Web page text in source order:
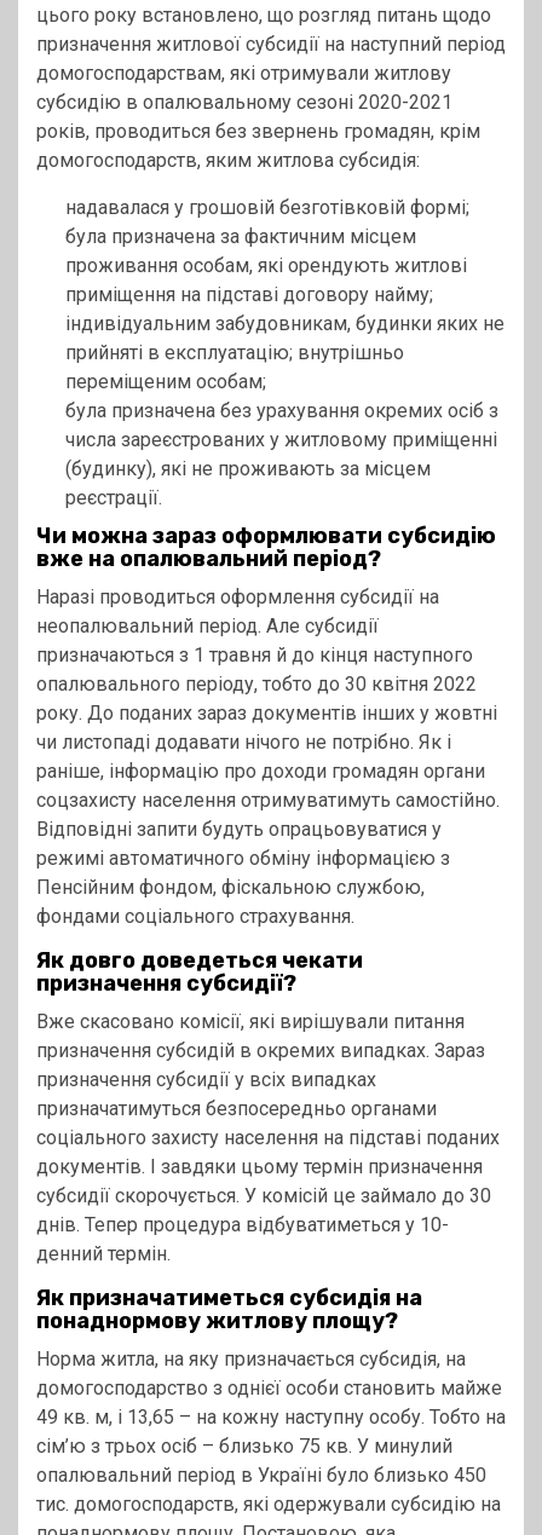
цього року встановлено, що розгляд питань щодо
призначення житлової субсидії на наступний період
домогосподарствам, які отримували житлову
субсидію в опалювальному сезоні 2020-2021
років, проводиться без звернень громадян, крім
домогосподарств, яким житлова субсидія:
надавалася у грошовій безготівковій формі;
була призначена за фактичним місцем
проживання особам, які орендують житлові
приміщення на підставі договору найму;
індивідуальним забудовникам, будинки яких не
прийняті в експлуатацію; внутрішньо
переміщеним особам;
була призначена без урахування окремих осіб з
числа зареєстрованих у житловому приміщенні
(будинку), які не проживають за місцем
реєстрації.
Чи можна зараз оформлювати субсидію
вже на опалювальний період?
Наразі проводиться оформлення субсидії на
неопалювальний період. Але субсидії
призначаються з 1 травня й до кінця наступного
опалювального періоду, тобто до 30 квітня 2022
року. До поданих зараз документів інших у жовтні
чи листопаді додавати нічого не потрібно. Як і
раніше, інформацію про доходи громадян органи
соцзахисту населення отримуватимуть самостійно.
Відповідні запити будуть опрацьовуватися у
режимі автоматичного обміну інформацією з
Пенсійним фондом, фіскальною службою,
фондами соціального страхування.
Як довго доведеться чекати
призначення субсидії?
Вже скасовано комісії, які вирішували питання
призначення субсидій в окремих випадках. Зараз
призначення субсидії у всіх випадках
призначатимуться безпосередньо органами
соціального захисту населення на підставі поданих
документів. І завдяки цьому термін призначення
субсидії скорочується. У комісій це займало до 30
днів. Тепер процедура відбуватиметься у 10-
денний термін.
Як призначатиметься субсидія на
понаднормову житлову площу?
Норма житла, на яку призначається субсидія, на
домогосподарство з однієї особи становить майже
49 кв. м, і 13,65 – на кожну наступну особу. Тобто на
сім’ю з трьох осіб – близько 75 кв. У минулий
опалювальний період в Україні було близько 450
тис. домогосподарств, які одержували субсидію на